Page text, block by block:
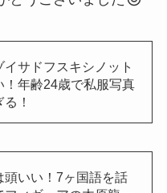
イサドフスキシノット
！年齢24歳で私服写真
！
頭いい！7ヶ国語を話